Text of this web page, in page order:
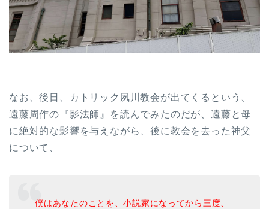
なお、後日、カトリック夙川教会が出てくるという、
遠藤周作の『影法師』を読んでみたのだが、遠藤と母
に絶対的な影響を与えながら、後に教会を去った神父
について、
僕はあなたのことを、小説家になってから三度、